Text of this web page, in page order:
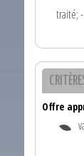
traité;
Offre